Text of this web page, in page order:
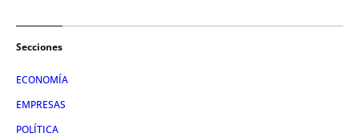
Secciones
ECONOMÍA
EMPRESAS
POLÍTICA